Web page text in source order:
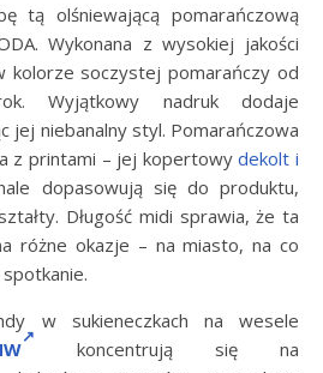
Wykonana z wysokiej jakości
kolorze soczystej pomarańczy od
Wyjątkowy nadruk dodaje
jej niebanalny styl. Pomarańczowa
z printami – jej kopertowydekolt i
dopasowują się do produktu,
Długość midi sprawia, że ta
różne okazje – na miasto, na co
w sukieneczkach na wesele
koncentrują się na